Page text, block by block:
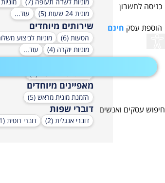
כניסה לחשבון
הוספת עסק חינם
חיפוש עסקים ואנשים
מונית 24 שעות (5)
עוד...
שירותים מיוחדים
הסעות (6)
מוניות לביצוע
מוניות יוקרה (4)
עוד...
מאפיינים מיוחדים
הזמנת מונית מראש (5)
דוברי שפות
דוברי אנגלית (2) דוברי רוסית (1)